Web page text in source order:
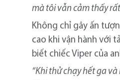
mà tôi vẫn cảm thấy
Không chỉ gây ấn
cao khi vận hành với
biết chiếc Viper của
“Khi thử chạy hết ga